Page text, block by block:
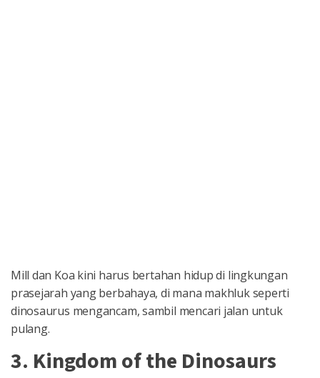
Mill dan Koa kini harus bertahan hidup di lingkungan
prasejarah yang berbahaya, di mana makhluk seperti
dinosaurus mengancam, sambil mencari jalan untuk
pulang.
3. Kingdom of the Dinosaurs